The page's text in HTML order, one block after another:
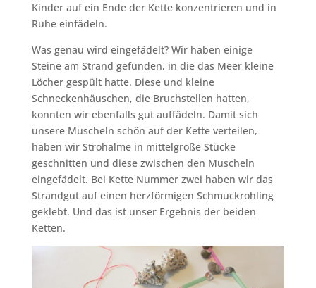
Kinder auf ein Ende der Kette konzentrieren und in
Ruhe einfädeln.
Was genau wird eingefädelt? Wir haben einige
Steine am Strand gefunden, in die das Meer kleine
Löcher gespült hatte. Diese und kleine
Schneckenhäuschen, die Bruchstellen hatten,
konnten wir ebenfalls gut auffädeln. Damit sich
unsere Muscheln schön auf der Kette verteilen,
haben wir Strohalme in mittelgroße Stücke
geschnitten und diese zwischen den Muscheln
eingefädelt. Bei Kette Nummer zwei haben wir das
Strandgut auf einen herzförmigen Schmuckrohling
geklebt. Und das ist unser Ergebnis der beiden
Ketten.